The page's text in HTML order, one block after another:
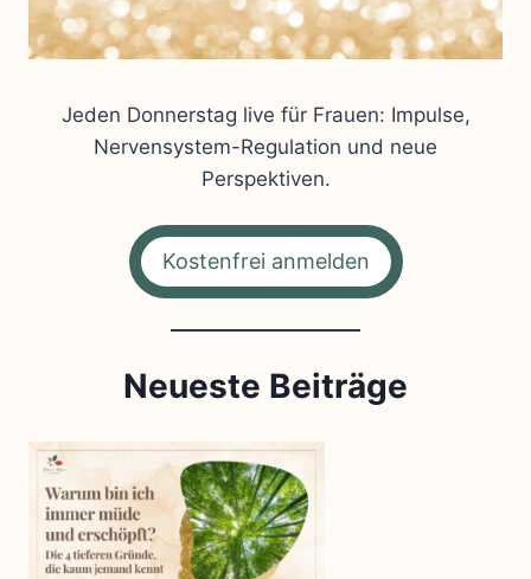
Jeden Donnerstag live für Frauen: Impulse,
Nervensystem-Regulation und neue
Perspektiven.
Kostenfrei anmelden
Neueste Beiträge